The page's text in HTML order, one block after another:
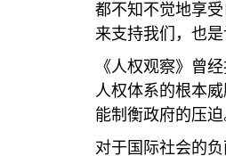
都不知不觉地享
来支持我们，也
《人权观察》曾
人权体系的根本
能制衡政府的压迫
对于国际社会的